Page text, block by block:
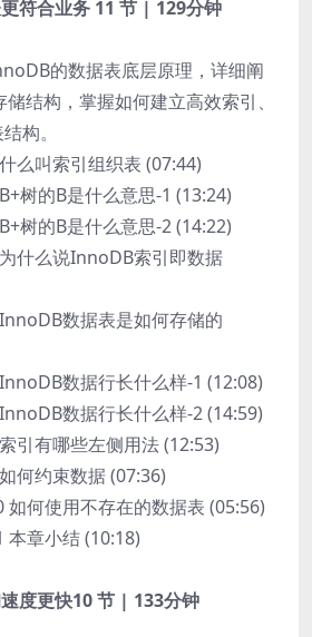
符合业务 11 节 | 129分钟
的数据表底层原理，详细阐
结构，掌握如何建立高效索引、
构。
么叫索引组织表 (07:44)
树的B是什么意思-1 (13:24)
树的B是什么意思-2 (14:22)
什么说InnoDB索引即数据
数据表是如何存储的
数据行长什么样-1 (12:08)
数据行长什么样-2 (14:59)
引有哪些左侧用法 (12:53)
何约束数据 (07:36)
如何使用不存在的数据表 (05:56)
本章小结 (10:18)
度更快10 节 | 133分钟